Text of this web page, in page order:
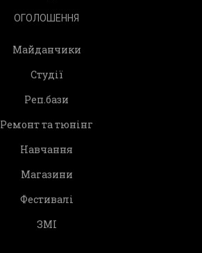
ОГОЛОШЕННЯ
Майданчики
Студії
Реп.бази
Ремонт та тюнінг
Навчання
Магазини
Фестивалі
ЗМІ